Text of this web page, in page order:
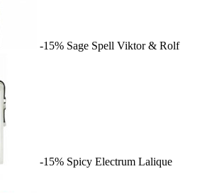
-15% Sage Spell Viktor & Rolf
-15% Spicy Electrum Lalique